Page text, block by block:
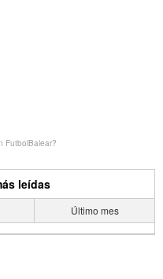
FutbolBalear?
leídas
Último mes